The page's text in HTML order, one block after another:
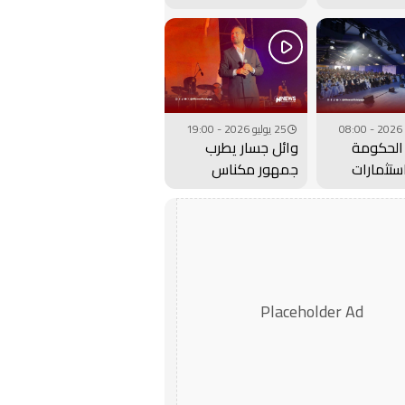
بحفل جماهيري كبير..
فيديو
جلبت 6 استثمارات
وادي
25 يوليو 2026 - 19:00
وائل جسار يطرب
جمهور مكناس
بمهرجان عيساوة..
Placeholder Ad